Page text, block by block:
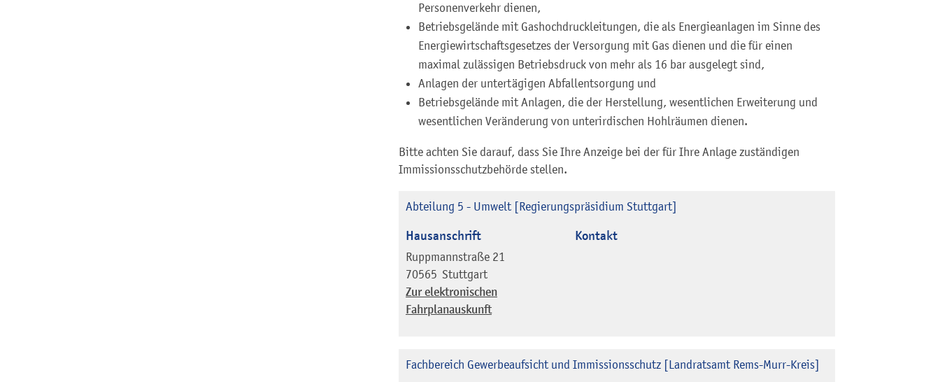
Personenverkehr dienen,
Betriebsgelände mit Gashochdruckleitungen, die als Energieanlagen im Sinne des
Energiewirtschaftsgesetzes der Versorgung mit Gas dienen und die für einen
maximal zulässigen Betriebsdruck von mehr als 16 bar ausgelegt sind,
Anlagen der untertägigen Abfallentsorgung und
Betriebsgelände mit Anlagen, die der Herstellung, wesentlichen Erweiterung und
wesentlichen Veränderung von unterirdischen Hohlräumen dienen.
Bitte achten Sie darauf, dass Sie Ihre Anzeige bei der für Ihre Anlage zuständigen
Immissionsschutzbehörde stellen.
Abteilung 5 - Umwelt [Regierungspräsidium Stuttgart]
Hausanschrift
Ruppmannstraße 21
70565 Stuttgart
Zur elektronischen
Fahrplanauskunft
Kontakt
Fachbereich Gewerbeaufsicht und Immissionsschutz [Landratsamt Rems-Murr-Kreis]